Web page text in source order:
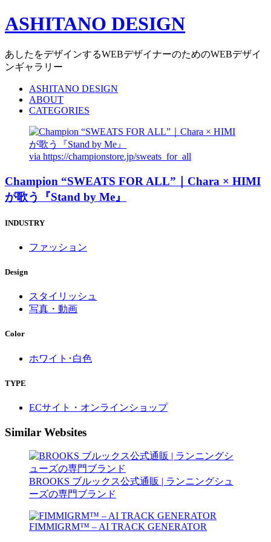
ASHITANO DESIGN
あしたをデザインするWEBデザイナーのためのWEBデザイ
ンギャラリー
ASHITANO DESIGN
ABOUT
CATEGORIES
via https://championstore.jp/sweats_for_all
Champion “SWEATS FOR ALL”｜Chara × HIMI
が歌う『Stand by Me』
INDUSTRY
ファッション
Design
スタイリッシュ
写真・動画
Color
ホワイト･白色
TYPE
ECサイト・オンラインショップ
Similar Websites
BROOKS ブルックス公式通販 | ランニングシュ
ーズの専門ブランド
FIMMIGRM™ – AI TRACK GENERATOR